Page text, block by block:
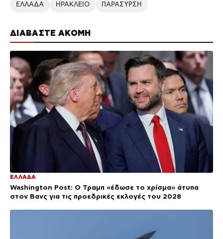
ΔΙΑΒΑΣΤΕ ΑΚΟΜΗ
ΕΛΛΑΔΑ
Washington Post: Ο Τραμπ «έδωσε το χρίσμα» άτυπα
στον Βανς για τις προεδρικές εκλογές του 2028
ΕΛΛΑΔΑ ΗΡΑΚΛΕΙΟ ΠΑΡΑΣΥΡΣΗ